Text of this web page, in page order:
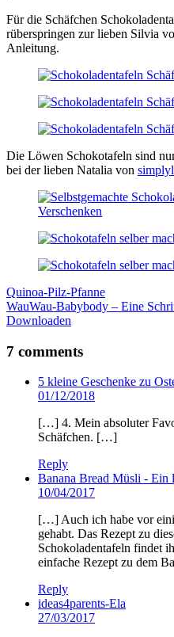
Für die Schäfchen
rüberspringen zur lieben Silvia
Anleitung.
Die Löwen Schokotafeln sind
bei der lieben Natalia von
Beitragsnavigation
Quinoa-Pilz-Pfanne
WauWau-Babybody – Eine
Downloaden
7 comments
5 kleine Geschenke zu
01/12/2018
[…] 4. Mein absoluter
Schäfchen. […]
Reply
Banana Bread Müsli - Ein
10/04/2017
[…] Auch ich habe vor
gehabt. Das Rezept zu
Schokoladentafeln findet
einfache Rezept zu dem
Reply
ideas4parents-Ela
27/03/2017